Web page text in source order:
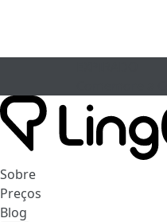
Sobre
Preços
Blog